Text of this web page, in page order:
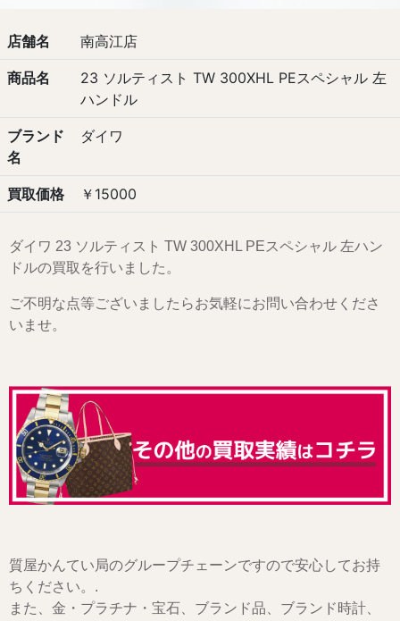
店舗名 南高江店
商品名
23 ソルティスト TW 300XHL PEスペシャル 左
ハンドル
ブランド
名
ダイワ
買取価格 ￥15000
ダイワ 23 ソルティスト TW 300XHL PEスペシャル 左ハン
ドルの買取を行いました。
ご不明な点等ございましたらお気軽にお問い合わせくださ
いませ。
質屋かんてい局のグループチェーンですので安心してお持
ちください。.
また、金・プラチナ・宝石、ブランド品、ブランド時計、